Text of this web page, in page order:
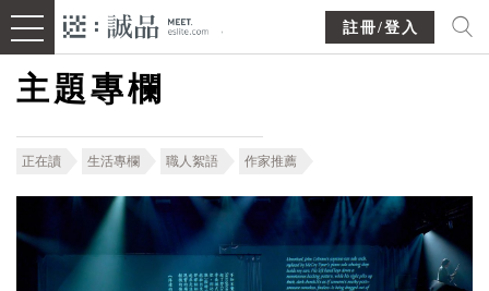
註冊/登入
主題專欄
正在讀 生活專欄 職人絮語 作家推薦